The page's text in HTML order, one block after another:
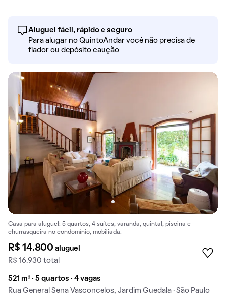
Aluguel fácil, rápido e seguro
Para alugar no QuintoAndar você não precisa de
fiador ou depósito caução
Casa para aluguel: 5 quartos, 4 suítes, varanda, quintal, piscina e
churrasqueira no condomínio, mobiliada.
R$ 14.800aluguel
R$ 16.930 total
521 m² · 5 quartos · 4 vagas
Rua General Sena Vasconcelos, Jardim Guedala · São Paulo